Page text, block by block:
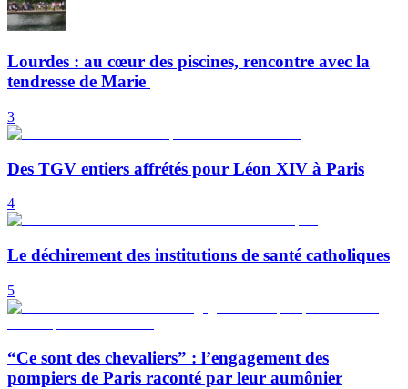
Lourdes : au cœur des piscines, rencontre avec la
tendresse de Marie
3
Des TGV entiers affrétés pour Léon XIV à Paris
4
Le déchirement des institutions de santé catholiques
5
“Ce sont des chevaliers” : l’engagement des
pompiers de Paris raconté par leur aumônier